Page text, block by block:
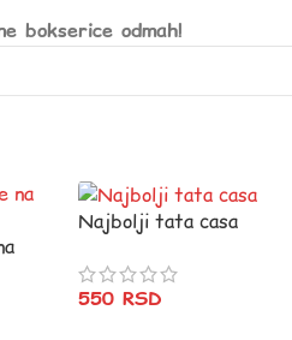
bokserice odmah!
Najbolji tata casa
550RSD